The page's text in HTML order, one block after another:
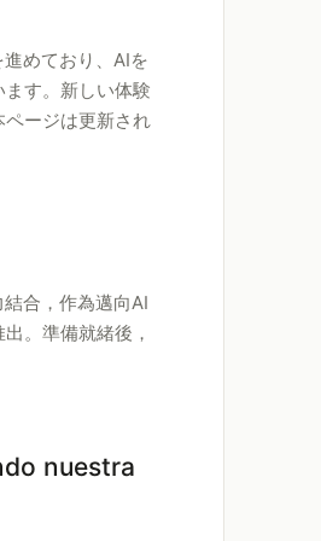
めており、AIを
す。新しい体験
ージは更新され
合，作為邁向AI
。準備就緒後，
nuestra